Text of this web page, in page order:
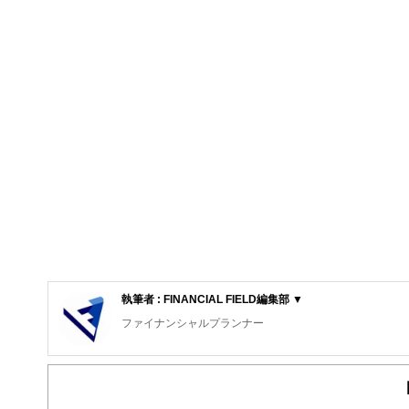
執筆者 : FINANCIAL FIELD編集部 ▼
ファイナンシャルプランナー
FinancialField編集部は、金融、経済に関する記事を、日